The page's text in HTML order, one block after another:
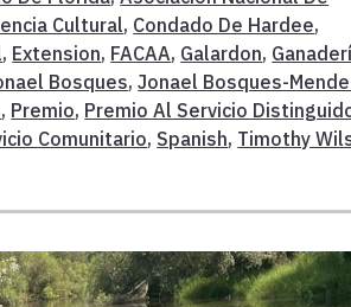
Cultural, Condado De Hardee,
, Extension, FACAA, Galardon,
Bosques,Jonael Bosques-
, Premio, Premio Al Servicio
Comunitario, Spanish, Timothy